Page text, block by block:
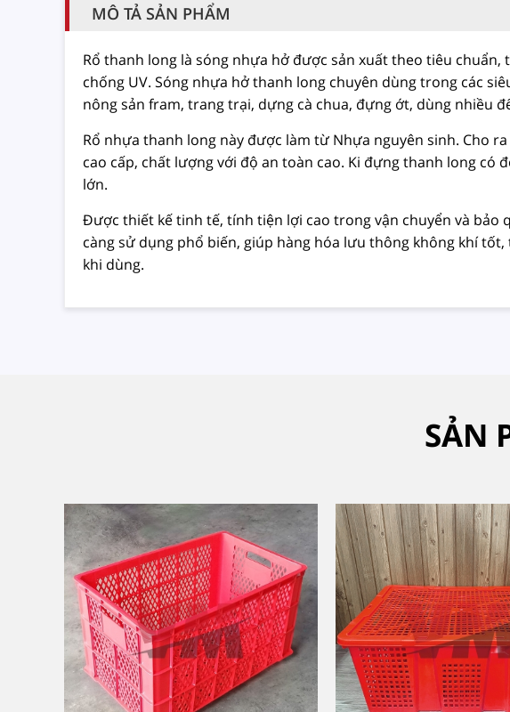
MÔ TẢ SẢN PHẨM
Rổ thanh long là sóng nhựa hở được sản xuất theo tiêu chuẩn,
chống UV. Sóng nhựa hở thanh long chuyên dùng trong các
nông sản fram, trang trại, dựng cà chua, đựng ớt, dùng nhiều
Rổ nhựa thanh long này được làm từ Nhựa nguyên sinh. Cho
cao cấp, chất lượng với độ an toàn cao. Ki đựng thanh long có
lớn.
Được thiết kế tinh tế, tính tiện lợi cao trong vận chuyển và bảo
càng sử dụng phổ biến, giúp hàng hóa lưu thông không khí
khi dùng.
SẢN